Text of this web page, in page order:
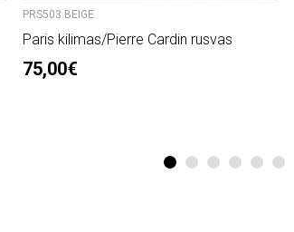
PRS503 BEIGE
Paris kilimas/Pierre Cardin rusvas
75,00€
1